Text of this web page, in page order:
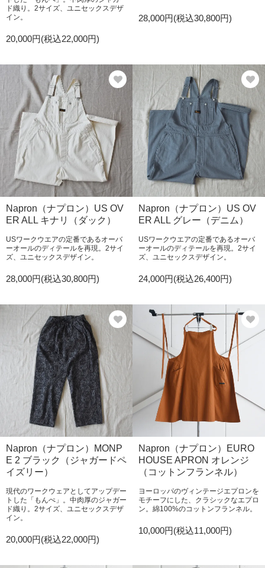
ド織り。2サイズ、ユニセックスデザ
イン。
20,000円(税込22,000円)
28,000円(税込30,800円)
Napron（ナプロン）US OV
ER ALL キナリ（ダック）
USワークウエアの定番であるオーバ
ーオールのディテールを再現。2サイ
ズ、ユニセックスデザイン。
28,000円(税込30,800円)
Napron（ナプロン）US OV
ER ALL グレー（デニム）
USワークウエアの定番であるオーバ
ーオールのディテールを再現。2サイ
ズ、ユニセックスデザイン。
24,000円(税込26,400円)
Napron（ナプロン）MONP
E 2 ブラック（ジャガードペ
イズリー）
現代のワークウェアとしてアップデー
トした「もんぺ」。中肉厚のジャガー
ド織り。2サイズ、ユニセックスデザ
イン。
20,000円(税込22,000円)
Napron（ナプロン）EURO
HOUSE APRON オレンジ
（コットンフランネル）
ヨーロッパのヴィンテージエプロンを
モチーフにした、クラシックなエプロ
ン。綿100%のコットンフランネル。
10,000円(税込11,000円)